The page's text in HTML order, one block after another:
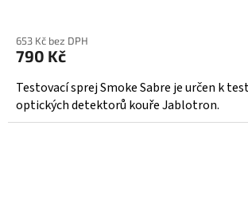
produktu
je
5,0
z
5
653 Kč bez DPH
790 Kč
Testovací sprej Smoke Sabre je určen k
optických detektorů kouře Jablotron.